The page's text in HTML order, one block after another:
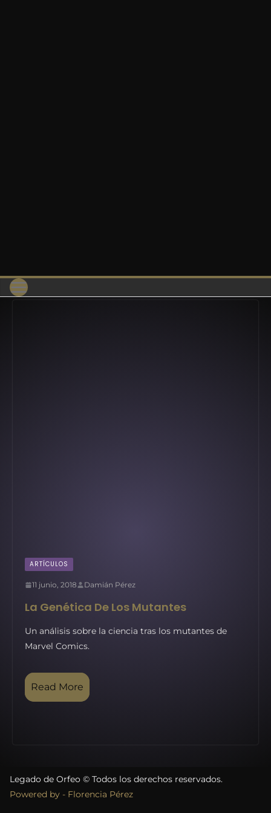
ARTÍCULOS
11 junio, 2018 Damián Pérez
La Genética De Los Mutantes
Un análisis sobre la ciencia tras los mutantes de
Marvel Comics.
Read More
Legado de Orfeo © Todos los derechos reservados.
Powered by - Florencia Pérez